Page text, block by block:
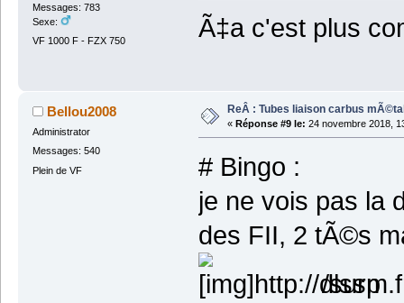
Messages: 783
Sexe:
VF 1000 F - FZX 750
Ã‡a c'est plus
Bellou2008
Administrator
Messages: 540
Plein de VF
ReÂ : Tubes liaison carbus
« Réponse #9 le: 24 novembre 2018,
# Bingo :
je ne vois pas la
des FII, 2 tÃ©s
/surp